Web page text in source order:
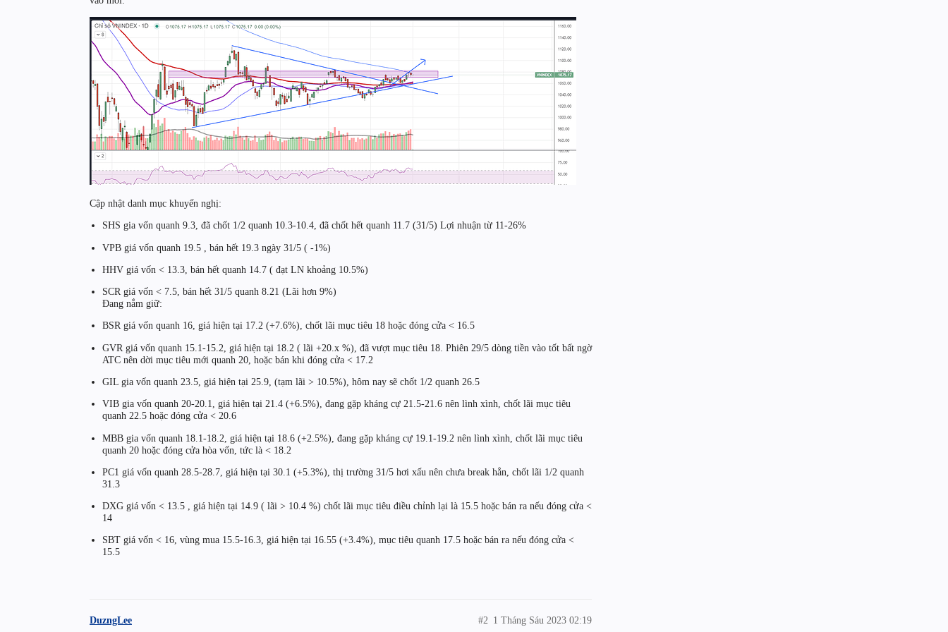
Cập nhật danh mục khuyến nghị:
SHS gia vốn quanh 9.3, đã chốt 1/2 quanh 10.3-10.4, đã chốt hết quanh 11.7 (31/5) Lợi nhuận từ 11-26%
VPB giá vốn quanh 19.5 , bán hết 19.3 ngày 31/5 ( -1%)
HHV giá vốn < 13.3, bán hết quanh 14.7 ( đạt LN khoảng 10.5%)
SCR giá vốn < 7.5, bán hết 31/5 quanh 8.21 (Lãi hơn 9%)
Đang nắm giữ:
BSR giá vốn quanh 16, giá hiện tại 17.2 (+7.6%), chốt lãi mục tiêu 18 hoặc đóng cửa < 16.5
GVR giá vốn quanh 15.1-15.2, giá hiện tại 18.2 ( lãi +20.x %), đã vượt mục tiêu 18. Phiên 29/5 dòng tiền vào tốt bất ngờ
ATC nên dời mục tiêu mới quanh 20, hoặc bán khi đóng cửa < 17.2
GIL gia vốn quanh 23.5, giá hiện tại 25.9, (tạm lãi > 10.5%), hôm nay sẽ chốt 1/2 quanh 26.5
VIB gia vốn quanh 20-20.1, giá hiện tại 21.4 (+6.5%), đang gặp kháng cự 21.5-21.6 nên lình xình, chốt lãi mục tiêu
quanh 22.5 hoặc đóng cửa < 20.6
MBB gia vốn quanh 18.1-18.2, giá hiện tại 18.6 (+2.5%), đang gặp kháng cự 19.1-19.2 nên lình xình, chốt lãi mục tiêu
quanh 20 hoặc đóng cửa hòa vốn, tức là < 18.2
PC1 giá vốn quanh 28.5-28.7, giá hiện tại 30.1 (+5.3%), thị trường 31/5 hơi xấu nên chưa break hẳn, chốt lãi 1/2 quanh
31.3
DXG giá vốn < 13.5 , giá hiện tại 14.9 ( lãi > 10.4 %) chốt lãi mục tiêu điều chỉnh lại là 15.5 hoặc bán ra nếu đóng cửa <
14
SBT giá vốn < 16, vùng mua 15.5-16.3, giá hiện tại 16.55 (+3.4%), mục tiêu quanh 17.5 hoặc bán ra nếu đóng cửa <
15.5
DuzngLee 1 Tháng Sáu 2023 02:19
#2